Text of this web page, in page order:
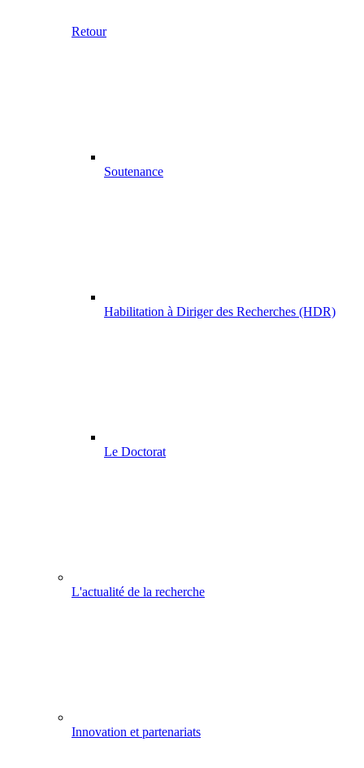
Retour
Soutenance
Habilitation à Diriger des Recherches (HDR)
Le Doctorat
L'actualité de la recherche
Innovation et partenariats